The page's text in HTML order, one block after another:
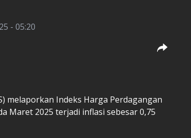
- 05:20
melaporkan Indeks Harga Perdagangan
Maret 2025 terjadi inflasi sebesar 0,75